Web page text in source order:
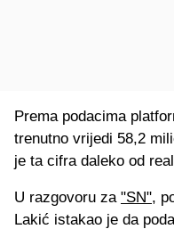
Prema podacima
trenutno vrijedi 58,2
je ta cifra daleko od
U razgovoru za "SN",
Lakić istakao je da